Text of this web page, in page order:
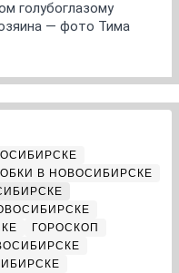
голубоглазому
— фото Тима
В НОВОСИБИРСКЕ
ГОРОСКОП